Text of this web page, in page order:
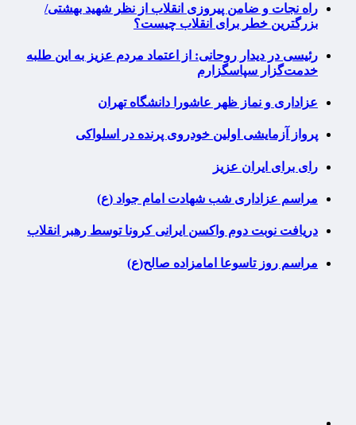
راه نجات و ضامن پیروزی انقلاب از نظر شهید بهشتی/
بزرگترین خطر برای انقلاب چیست؟
رئیسی در دیدار روحانی: از اعتماد مردم عزیز به این طلبه
خدمت‌گزار سپاسگزارم
عزاداری و نماز ظهر عاشورا دانشگاه تهران
پرواز آزمایشی اولین خودروی پرنده در اسلواکی
رای برای ایران عزیز
مراسم عزاداری شب شهادت امام جواد (ع)
دریافت نوبت دوم واکسن ایرانی کرونا توسط رهبر انقلاب
مراسم روز تاسوعا امامزاده صالح(ع)